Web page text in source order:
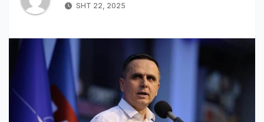
SHT 22, 2025